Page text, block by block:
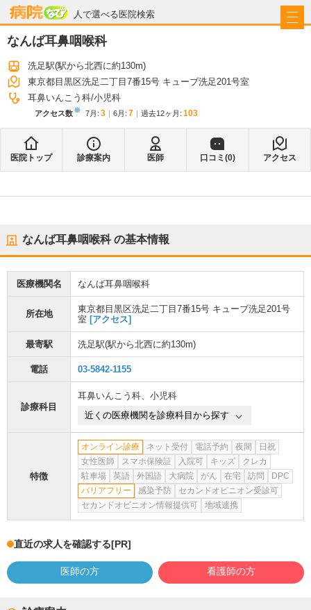
人で選べる医院検索
病院なび
なんば耳鼻咽喉科
洗足駅(駅から北西に約130m)
東京都目黒区洗足二丁目7番15号 キューブ洗足201号室
耳鼻いんこう科 小児科
アクセス数※ 7月 : 3 6月 : 7 過去12ヶ月: 103
医院トップ 診療案内 医師 口コミ(0) アクセス
なんば耳鼻咽喉科の基本情報
医療機関名 なんば耳鼻咽喉科
所在地
東京都目黒区洗足二丁目7番15号 キューブ洗足201号
室 [アクセス]
最寄駅 洗足駅(駅から北西に約130m)
電話 03-5842-1155
診療科目
耳鼻いんこう科、 小児科
近くの医療機関を診療科目から探す
特徴
オンライン診療 ネット受付 電話予約 夜間
日祝
女性医師
スマホ保険証 入院可 キッズ
クレカ
駐車場
英語 外国語 大病院 がん 在宅 訪問
DPC
バリアフリー
感染予防
セカンドオピニオン受診可
セカンドオピニオン情報提供可
地域連携
直近の求人を確認する[PR]
医師の方 看護師の方